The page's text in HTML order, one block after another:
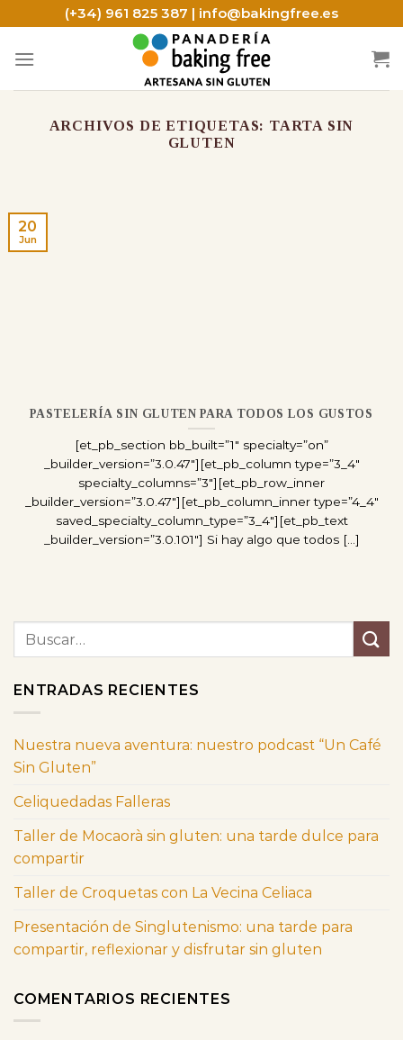
to
content
(+34) 961 825 387 | info@bakingfree.es
ARCHIVOS DE ETIQUETAS: TARTA SIN
GLUTEN
PASTELERÍA SIN GLUTEN PARA TODOS LOS GUSTOS
[et_pb_section bb_built=”1″ specialty=”on”
_builder_version=”3.0.47″][et_pb_column type=”3_4″
specialty_columns=”3″][et_pb_row_inner
_builder_version=”3.0.47″][et_pb_column_inner type=”4_4″
saved_specialty_column_type=”3_4″][et_pb_text
_builder_version=”3.0.101″] Si hay algo que todos [...]
20
Jun
ENTRADAS RECIENTES
Nuestra nueva aventura: nuestro podcast “Un Café
Sin Gluten”
Celiquedadas Falleras
Taller de Mocaorà sin gluten: una tarde dulce para
compartir
Taller de Croquetas con La Vecina Celiaca
Presentación de Singlutenismo: una tarde para
compartir, reflexionar y disfrutar sin gluten
COMENTARIOS RECIENTES